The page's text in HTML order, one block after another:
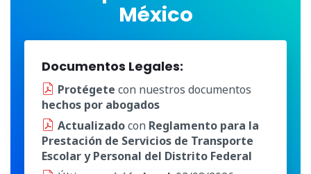
México
Documentos Legales:
Protégete con nuestros documentos
hechos por abogados
Actualizadocon Reglamento para la
Prestación de Servicios de Transporte
Escolar y Personal del Distrito Federal